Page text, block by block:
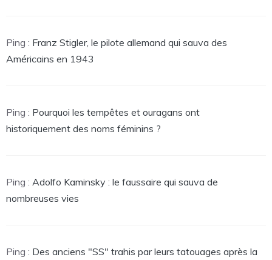
Ping : Franz Stigler, le pilote allemand qui sauva des
Américains en 1943
Ping : Pourquoi les tempêtes et ouragans ont
historiquement des noms féminins ?
Ping : Adolfo Kaminsky : le faussaire qui sauva de
nombreuses vies
Ping : Des anciens "SS" trahis par leurs tatouages après la